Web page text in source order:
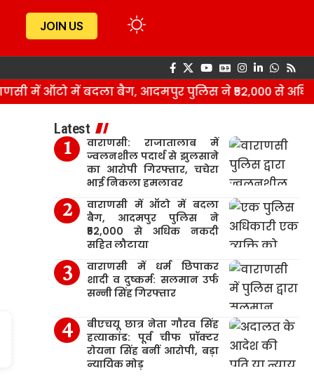
JOIN US
में ऑटो में बदला बैग, आदमपुर पुलिस ने ₹52,000 से अधिक
Latest
वाराणसी: राजातालाब में
ज्वलनशील पदार्थ से झुलसाने
का आरोपी गिरफ्तार, चचेरा
भाई निकला हमलावर
वाराणसी में ऑटो में बदला
बैग, आदमपुर पुलिस ने
₹52,000 से अधिक नकदी
सहित लौटाया
वाराणसी में धर्म छिपाकर
शादी व दुष्कर्म: सलमान उर्फ
सन्नी सिंह गिरफ्तार
बीएचयू छात्र नेता गौरव सिंह
हत्याकांड: पूर्व चीफ प्रॉक्टर
रोयना सिंह बनीं आरोपी, बड़ा
न्यायिक मोड़